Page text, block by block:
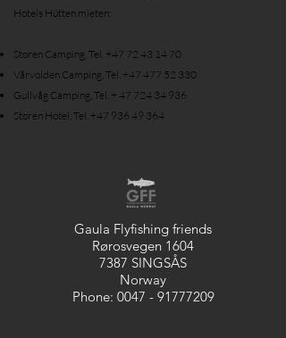
Hotels Hütten mieten:
Støren Camping, Tel. +47 72 43 14 70
Vårvolden Camping, Tel. +47 477 52 330
Gullvåg Camping, Tel. + 47 724 34 936
Støren Hotel, Tel. +47 936 49 364
Gaula Flyfishing friends
Rørosvegen 1604
7387 SINGSÅS
Norway
Phone: 0047 - 91777209